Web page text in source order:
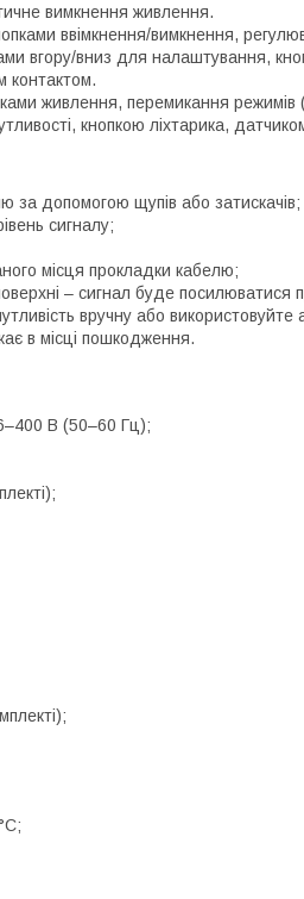
вимкнення живлення.
ввімкнення/вимкнення,
вгору/вниз для налаштування,
контактом.
живлення, перемикання
кнопкою ліхтарика,
за допомогою щупів або затискачів;
сигналу;
місця прокладки кабелю;
– сигнал буде посилюватися
вручну або
в місці пошкодження.
В (50–60 Гц);